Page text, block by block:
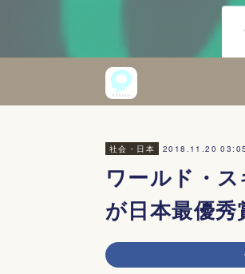
社会・日本 2018.11.20 03:05
ワールド・
が日本最優秀